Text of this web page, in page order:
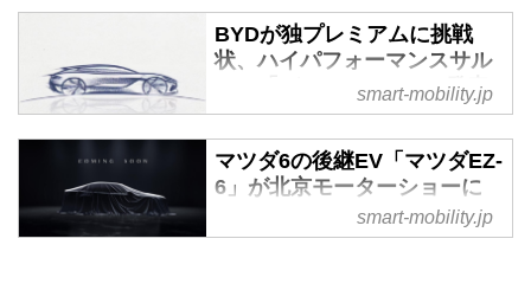
でテスラを抜き、ついに世界ナン
バーワンのEVメーカーとなった
BYDから、次の矢が放たれた。ア
ット3（ATTO3／中国名Yuan
B／Cセグメント相当のクロスオ
ーバーSUV、「Yuan UP」の公式
画像が中国国内向けにWeiboで公
開されたのだ。価格を含めた詳細
BYDが独プレミアムに挑戦
状、ハイパフォーマンスサル
ーン「デンツァZ9 GT」発表
迫る - スマートモビリティJP
欧州のプレミアムセグメント、な
かでも大型サルーンは今でもドイ
を崩すべく、中国BYDグループの
smart-mobility.jp
マツダ6の後継EV「マツダEZ-
6」が北京モーターショーに
登場、PHEVも同時発表 - ス
マートモビリティJP
smart-mobility.jp